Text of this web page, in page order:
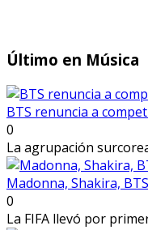
Último en Música
BTS renuncia a
0
La agrupación
Madonna, Shakira,
0
La FIFA llevó por